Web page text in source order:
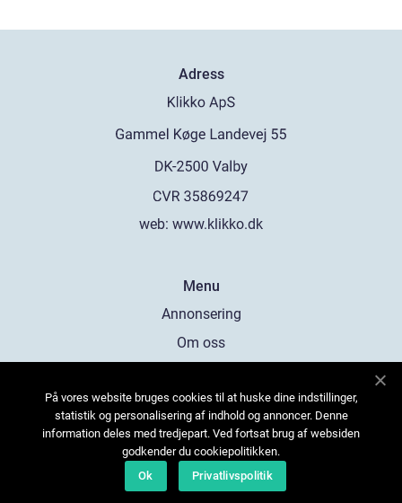
Adress
web: www.klikko.dk
Menu
Annonsering
Om oss
Kontakta oss
Sitemap
På vores website bruges cookies til at huske dine indstillinger,
statistik og personalisering af indhold og annoncer. Denne
information deles med tredjepart. Ved fortsat brug af websiden
godkender du cookiepolitikken.
Ok
Privatlivspolitik